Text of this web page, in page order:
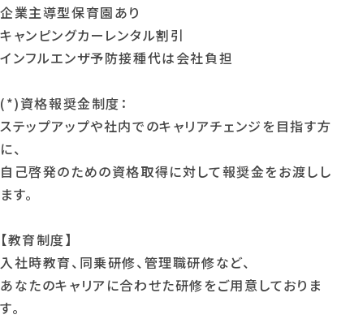
企業主導型保育園あり
キャンピングカーレンタル割引
インフルエンザ予防接種代は会社負担
(*)資格報奨金制度：
ステップアップや社内でのキャリアチェンジを目指す方
に、
自己啓発のための資格取得に対して報奨金をお渡しし
ます。
【教育制度】
入社時教育、同乗研修、管理職研修など、
あなたのキャリアに合わせた研修をご用意しておりま
す。